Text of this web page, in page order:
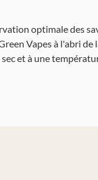
optimale des
Vapes à l'abri de
et à une